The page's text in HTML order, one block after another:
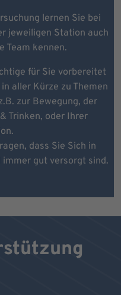
lernen Sie bei
jeweiligen Station auch
Team kennen.
für Sie vorbereitet
aller Kürze zu Themen
zur Bewegung, der
Trinken, oder Ihrer
dass Sie Sich in
immer gut versorgt sind.